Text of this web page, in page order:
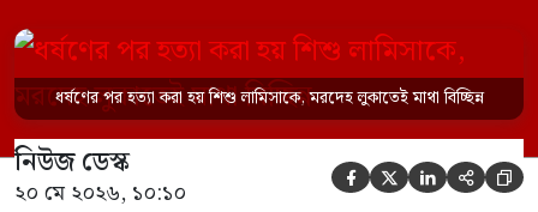
চালানো হয় এই নৃশংস হত্যাকাণ্ডে পাশের ফ্ল্যাটের
ভাড়াটিয়া সোহেল রানা (৩০) ও তার স্ত্রী স্বপ্না
আক্তারকে (২৬) মাত্র ৭ ঘণ্টার […]
ধর্ষণের পর হত্যা করা হয় শিশু লামিসাকে, মরদেহ লুকাতেই মাথা বিচ্ছিন্ন
নিউজ ডেস্ক
২০ মে ২০২৬, ১০:১০     